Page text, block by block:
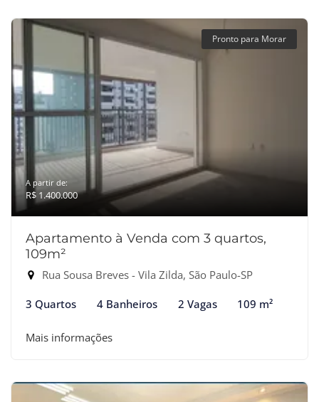
Pronto para Morar
A partir de:
R$ 1.400.000
Apartamento à Venda com 3 quartos,
109m²
Rua Sousa Breves - Vila Zilda, São Paulo-SP
3 Quartos 4 Banheiros 2 Vagas 109 m²
Mais informações